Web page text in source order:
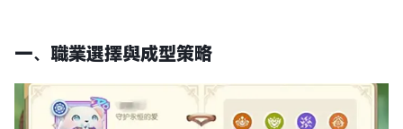
一、 職業選擇與成型策略